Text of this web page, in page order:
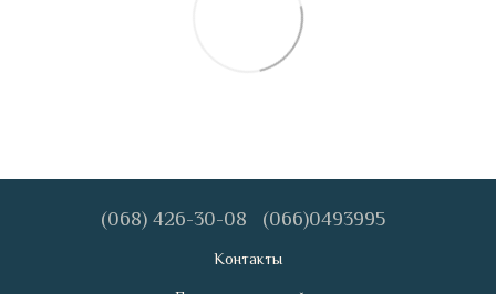
(068) 426-30-08 (066)0493995
Контакты